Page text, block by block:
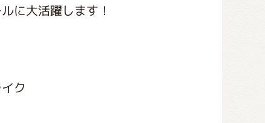
に大活躍します！
ク